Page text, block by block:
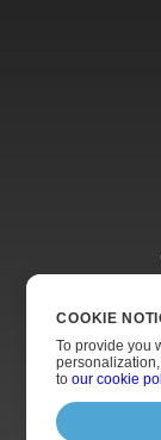
COOKIE
To provide you
toour cookie